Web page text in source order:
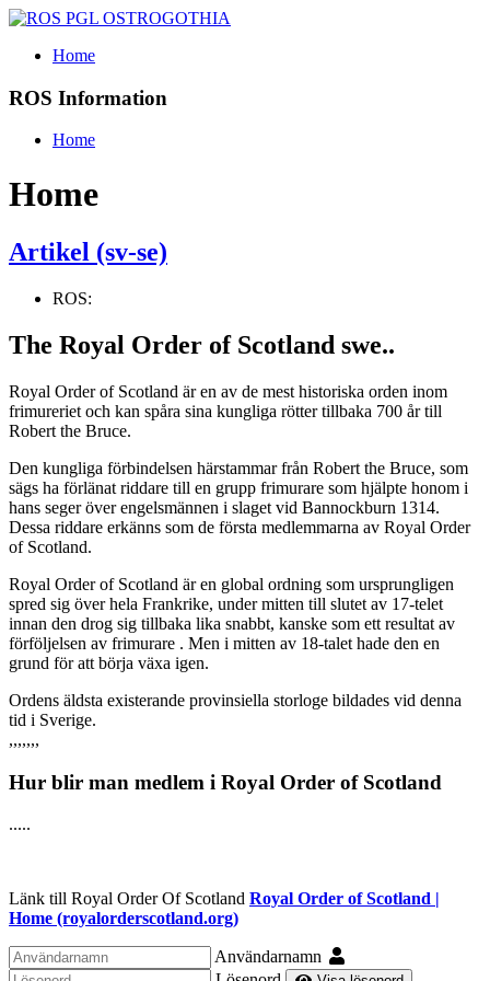
Home
ROS Information
Home
Home
Artikel (sv-se)
ROS:
The Royal Order of Scotland swe..
Royal Order of Scotland är en av de mest historiska orden inom
frimureriet och kan spåra sina kungliga rötter tillbaka 700 år till
Robert the Bruce.
Den kungliga förbindelsen härstammar från Robert the Bruce, som
sägs ha förlänat riddare till en grupp frimurare som hjälpte honom i
hans seger över engelsmännen i slaget vid Bannockburn 1314.
Dessa riddare erkänns som de första medlemmarna av Royal Order
of Scotland.
Royal Order of Scotland är en global ordning som ursprungligen
spred sig över hela Frankrike, under mitten till slutet av 17-telet
innan den drog sig tillbaka lika snabbt, kanske som ett resultat av
förföljelsen av frimurare . Men i mitten av 18-talet hade den en
grund för att börja växa igen.
Ordens äldsta existerande provinsiella storloge bildades vid denna
tid i Sverige.
,,,,,,,
Hur blir man medlem i Royal Order of Scotland
.....
Länk till Royal Order Of Scotland Royal Order of Scotland |
Home (royalorderscotland.org)
Användarnamn